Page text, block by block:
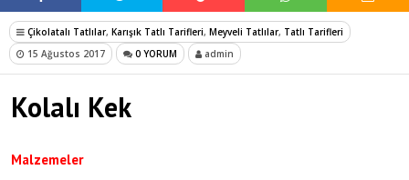
Çikolatalı Tatlılar, Karışık Tatlı Tarifleri, Meyveli Tatlılar, Tatlı Tarifleri
15 Ağustos 2017
0 YORUM admin
Kolalı Kek
Malzemeler